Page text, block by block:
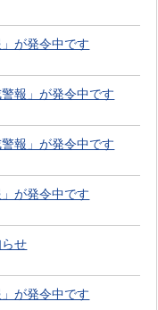
が発令中です
報」が発令中です
報」が発令中です
が発令中です
せ
が発令中です